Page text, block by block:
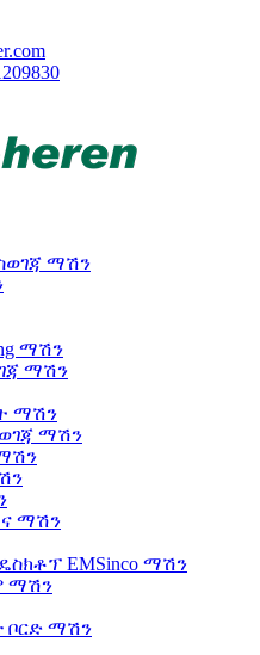
ማሽን
ማሽን
ማሽን
ማሽን
ማሽን
ማሽን
EMSinco ማሽን
ማሽን
ቦርድ ማሽን